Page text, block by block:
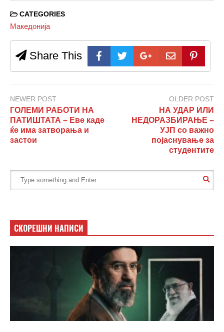
CATEGORIES
Македонија
Share This
NEWER POST
ГОЛЕМИ РАБОТИ НА
ПАТИШТАТА – Еве каде
ќе има затворања и
застои
OLDER POST
НА УДАР ИЛИ
НЕДОРАЗБИРАЊЕ –
УЈП со важно
појаснување за
студентите
СКОРЕШНИ НАПИСИ